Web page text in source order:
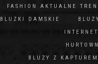
FASHION AKTUALNE
BLUZKI DAMSKIE
BLUZY Z KAPTUREM